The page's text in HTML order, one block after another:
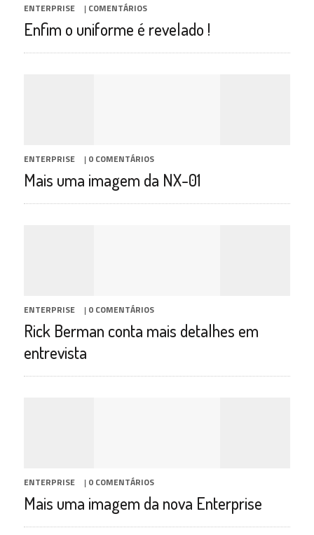
ENTERPRISE | COMENTÁRIOS
Enfim o uniforme é revelado !
ENTERPRISE | 0 COMENTÁRIOS
Mais uma imagem da NX-01
ENTERPRISE | 0 COMENTÁRIOS
Rick Berman conta mais detalhes em
entrevista
ENTERPRISE | 0 COMENTÁRIOS
Mais uma imagem da nova Enterprise